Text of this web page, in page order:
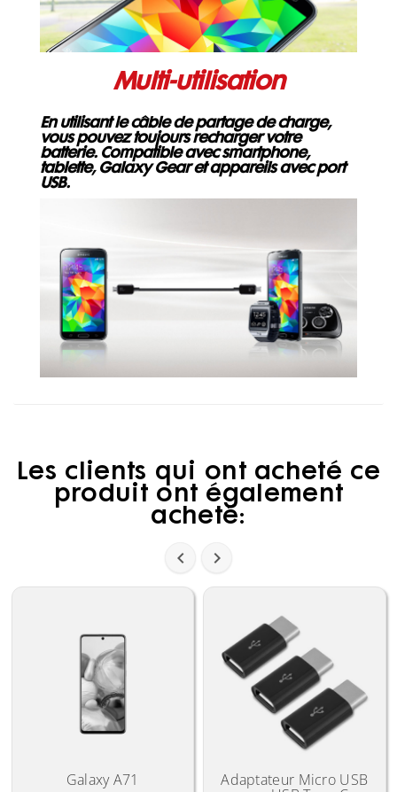
Multi-utilisation
En utilisant le câble de partage de charge,
vous pouvez toujours recharger votre
batterie. Compatible avec smartphone,
tablette, Galaxy Gear et appareils avec port
USB.
Les clients qui ont acheté ce
produit ont également
acheté:
 
Galaxy A71 Adaptateur Micro USB